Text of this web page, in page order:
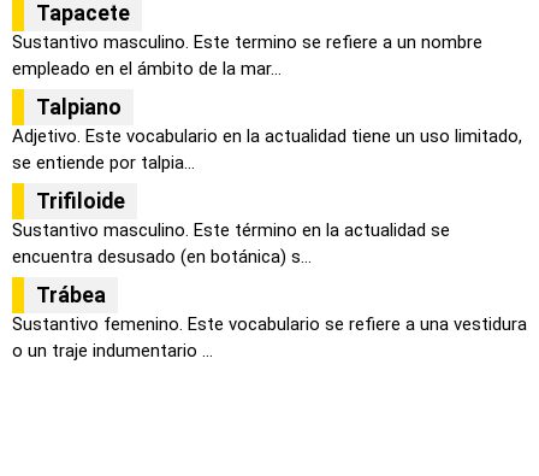
Tapacete
Sustantivo masculino. Este termino se refiere a un nombre
empleado en el ámbito de la mar...
Talpiano
Adjetivo. Este vocabulario en la actualidad tiene un uso limitado,
se entiende por talpia...
Trifiloide
Sustantivo masculino. Este término en la actualidad se
encuentra desusado (en botánica) s...
Trábea
Sustantivo femenino. Este vocabulario se refiere a una vestidura
o un traje indumentario ...